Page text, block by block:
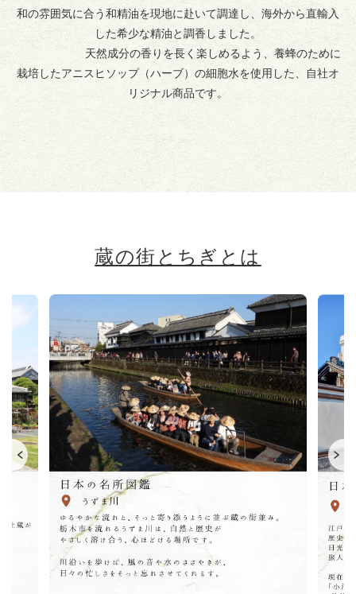
和の雰囲気に合う和精油を現地に赴いて調達し、海外から直輸入
した希少な精油と調香しました。
天然成分の香りを長く楽しめるよう、養蜂のために
栽培したアニスヒソップ（ハーブ）の細胞水を使用した、自社オ
リジナル商品です。
蔵の街とちぎとは